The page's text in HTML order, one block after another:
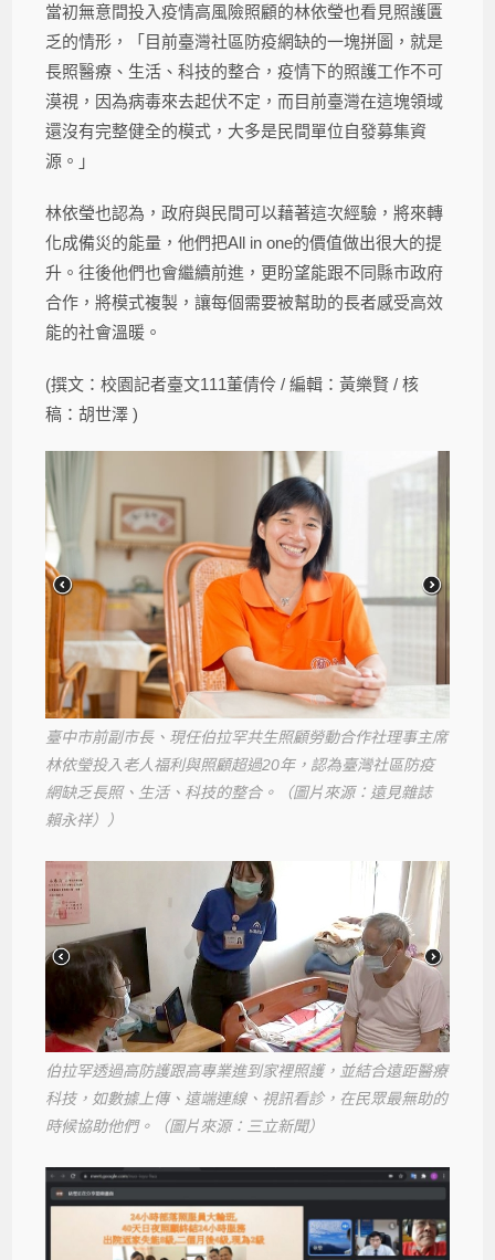
當初無意間投入疫情高風險照顧的林依瑩也看見照護匱
乏的情形，「目前臺灣社區防疫網缺的一塊拼圖，就是
長照醫療、生活、科技的整合，疫情下的照護工作不可
漠視，因為病毒來去起伏不定，而目前臺灣在這塊領域
還沒有完整健全的模式，大多是民間單位自發募集資
源。」
林依瑩也認為，政府與民間可以藉著這次經驗，將來轉
化成備災的能量，他們把All in one的價值做出很大的提
升。往後他們也會繼續前進，更盼望能跟不同縣市政府
合作，將模式複製，讓每個需要被幫助的長者感受高效
能的社會溫暖。
(撰文：校園記者臺文111董倩伶 / 編輯：黃樂賢 / 核
稿：胡世澤 )
臺中市前副市長、現任伯拉罕共生照顧勞動合作社理事主席
林依瑩投入老人福利與照顧超過20年，認為臺灣社區防疫
網缺乏長照、生活、科技的整合。（圖片來源：遠見雜誌
賴永祥））
伯拉罕透過高防護跟高專業進到家裡照護，並結合遠距醫療
科技，如數據上傳、遠端連線、視訊看診，在民眾最無助的
時候協助他們。（圖片來源：三立新聞）